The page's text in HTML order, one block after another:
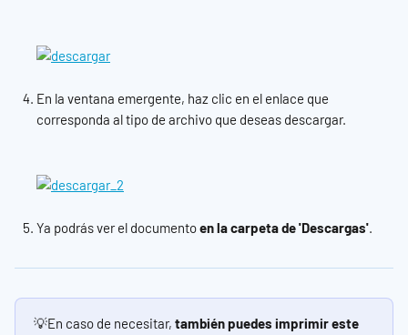
En la ventana emergente, haz clic en el enlace que
corresponda al tipo de archivo que deseas descargar.
Ya podrás ver el documento en la carpeta de 'Descargas'.
💡En caso de necesitar, también puedes imprimir este